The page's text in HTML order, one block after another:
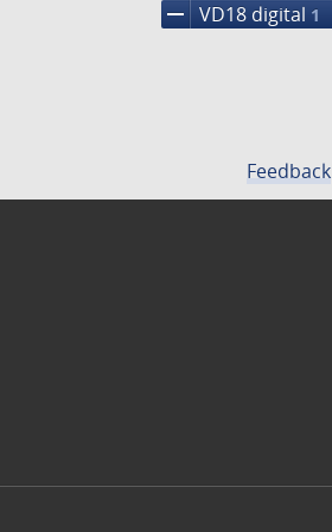
remove VD18 digital 1
Feedback